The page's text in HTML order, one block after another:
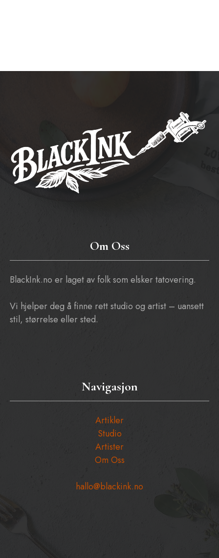
Om Oss
BlackInk.no er laget av folk som elsker tatovering.
Vi hjelper deg å finne rett studio og artist – uansett
stil, størrelse eller sted.
Navigasjon
Artikler
Studio
Artister
Om Oss
hallo@blackink.no